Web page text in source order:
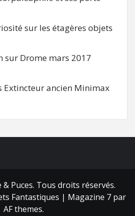
sur les étagères objets
sur Drome mars 2017
Extincteur ancien Minimax
Puces. Tous droits réservés.
Fantastiques | Magazine 7 par
AF themes.